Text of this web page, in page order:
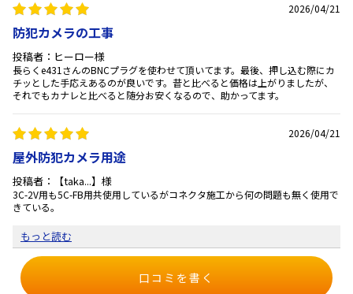
2026/04/21
防犯カメラの工事
投稿者：ヒーロー様
長らくe431さんのBNCプラグを使わせて頂いてます。最後、押し込む際にカ
チッとした手応えあるのが良いです。昔と比べると価格は上がりましたが、
それでもカナレと比べると随分お安くなるので、助かってます。
2026/04/21
屋外防犯カメラ用途
投稿者：【taka...】様
3C-2V用も5C-FB用共使用しているがコネクタ施工から何の問題も無く使用で
きている。
もっと読む
口コミを書く